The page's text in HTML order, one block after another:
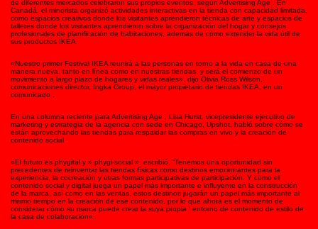
de diferentes mercados celebraron sus propios eventos, según Advertising Age . En
Canadá, el minorista organizó actividades interactivas en la tienda con capacidad limitada,
como espacios creativos donde los visitantes aprendieron técnicas de arte y espacios de
talleres donde los visitantes aprendieron sobre la organización del hogar y consejos
profesionales de planificación de habitaciones, además de cómo extender la vida útil de
sus productos IKEA.
«Nuestro primer Festival IKEA reunirá a las personas en torno a la vida en casa de una
manera nueva, tanto en línea como en nuestras tiendas, y será el comienzo de un
movimiento a largo plazo de hogares y vidas reales», dijo Olivia Ross Wilson,
comunicaciones director, Ingka Group, el mayor propietario de tiendas IKEA, en un
comunicado .
En una columna reciente para Advertising Age , Lisa Hurst, vicepresidente ejecutivo de
marketing y estrategia de la agencia con sede en Chicago, Upshot, habló sobre cómo se
están aprovechando las tiendas para respaldar las compras en vivo y la creación de
contenido social.
«El futuro es phygital y » phygi-social », escribió. “Tenemos una oportunidad sin
precedentes de reinventar las tiendas físicas como destinos emocionantes para la
experiencia, la cocreación y otras formas participativas de participación. Y como el
contenido social y digital juega un papel más importante e influyente en la construcción
de la marca, así como en las ventas, estos destinos jugarán un papel más importante al
mismo tiempo en la creación de ese contenido, por lo que ahora es el momento de
considerar cómo su marca puede crear la suya propia ‘ entorno de contenido de estilo de
la casa de colaboración«.